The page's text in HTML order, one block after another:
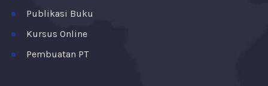
Publikasi Buku
Kursus Online
Pembuatan PT